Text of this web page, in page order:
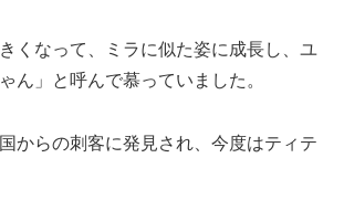
くなって、ミラに似た姿に成長し、ユ
ん」と呼んで慕っていました。
からの刺客に発見され、今度はティテ